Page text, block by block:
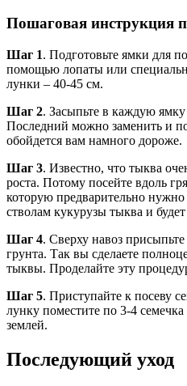
Пошаговая инструкция
Шаг 1. Подготовьте ямки для
помощью лопаты или
лунки – 40-45 см.
Шаг 2. Засыпьте в каждую
Последний можно заменить и
обойдется вам намного дороже.
Шаг 3. Известно, что тыква
роста. Потому посейте вдоль
которую предварительно
стволам кукурузы тыква и будет
Шаг 4. Сверху навоз
грунта. Так вы сделаете
тыквы. Проделайте эту
Шаг 5. Приступайте к посеву
лунку поместите по 3-4
землей.
Последующий уход